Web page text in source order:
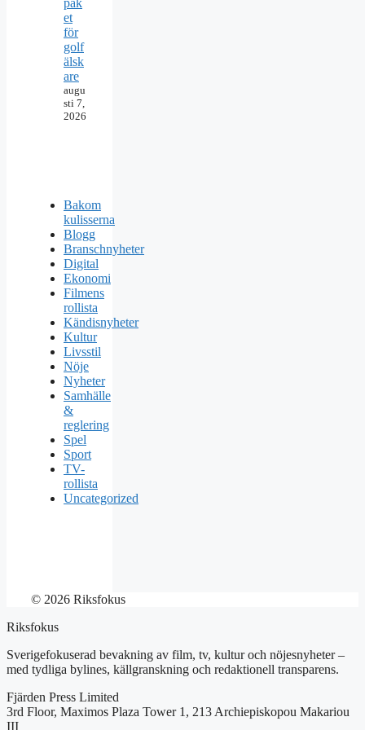
et
för
golf
älsk
are
augu
sti 7,
2026
Bakom
kulisserna
Blogg
Branschnyheter
Digital
Ekonomi
Filmens
rollista
Kändisnyheter
Kultur
Livsstil
Nöje
Nyheter
Samhälle
&
reglering
Spel
Sport
TV-
rollista
Uncategorized
© 2026 Riksfokus
Riksfokus
Sverigefokuserad bevakning av film, tv, kultur och nöjesnyheter –
med tydliga bylines, källgranskning och redaktionell transparens.
Fjärden Press Limited
3rd Floor, Maximos Plaza Tower 1, 213 Archiepiskopou Makariou
III